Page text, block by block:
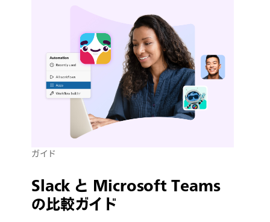
ガイド
Slack と Microsoft Teams
の比較ガイド